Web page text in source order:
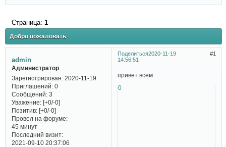
Добро пожаловать
Страница: 1
Поделиться 1
2020-11-19
14:56:51
admin
Администратор
Зарегистрирован: 2020-11-19
Приглашений:0
Сообщений:3
Уважение: [+0/-0]
Позитив: [+0/-0]
Провел на форуме:
45 минут
Последний визит:
2021-09-10 20:37:06
привет всем
0